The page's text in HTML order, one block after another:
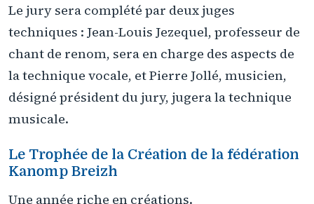
Le jury sera complété par deux juges
techniques : Jean-Louis Jezequel, professeur de
chant de renom, sera en charge des aspects de
la technique vocale, et Pierre Jollé, musicien,
désigné président du jury, jugera la technique
musicale.
Le Trophée de la Création de la fédération
Kanomp Breizh
Une année riche en créations.